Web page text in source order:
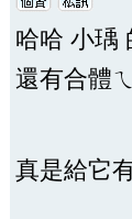
哈哈 小瑀
還有合體
真是給它